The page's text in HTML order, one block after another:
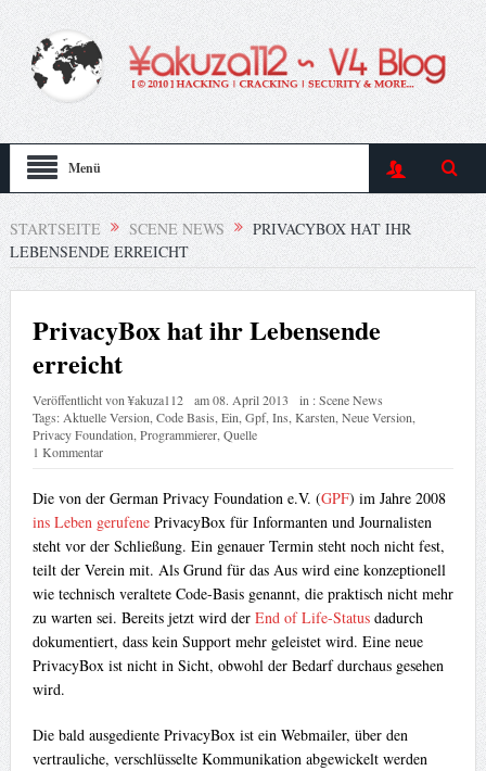
Menü
STARTSEITE SCENE NEWS
PRIVACYBOX HAT IHR
LEBENSENDE ERREICHT
PrivacyBox hat ihr Lebensende
erreicht
Veröffentlicht von¥akuza112 am08. April 2013 in :Scene News
Tags: Aktuelle Version Code Basis Ein Gpf, Ins Karsten Neue Version
Privacy Foundation Programmierer, Quelle
1 Kommentar
Die von der German Privacy Foundation e.V. (GPF) im Jahre 2008
ins Leben gerufenePrivacyBox für Informanten und Journalisten
steht vor der Schließung. Ein genauer Termin steht noch nicht fest,
teilt der Verein mit. Als Grund für das Aus wird eine konzeptionell
wie technisch veraltete Code-Basis genannt, die praktisch nicht mehr
zu warten sei. Bereits jetzt wird der End of Life-Statusdadurch
dokumentiert, dass kein Support mehr geleistet wird. Eine neue
PrivacyBox ist nicht in Sicht, obwohl der Bedarf durchaus gesehen
wird.
Die bald ausgediente PrivacyBox ist ein Webmailer, über den
vertrauliche, verschlüsselte Kommunikation abgewickelt werden